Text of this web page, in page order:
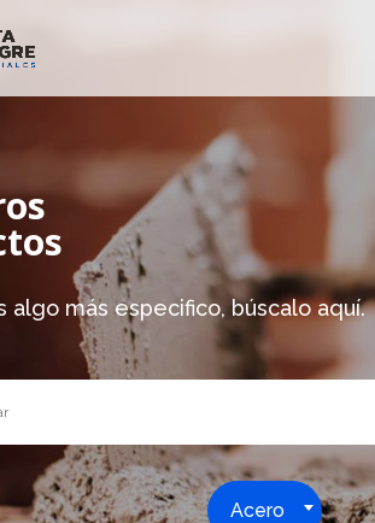
algo más especifico, búscalo aquí.
Acero